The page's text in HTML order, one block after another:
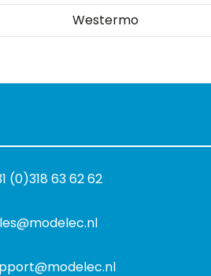
Westermo
(0)318 63 62 62